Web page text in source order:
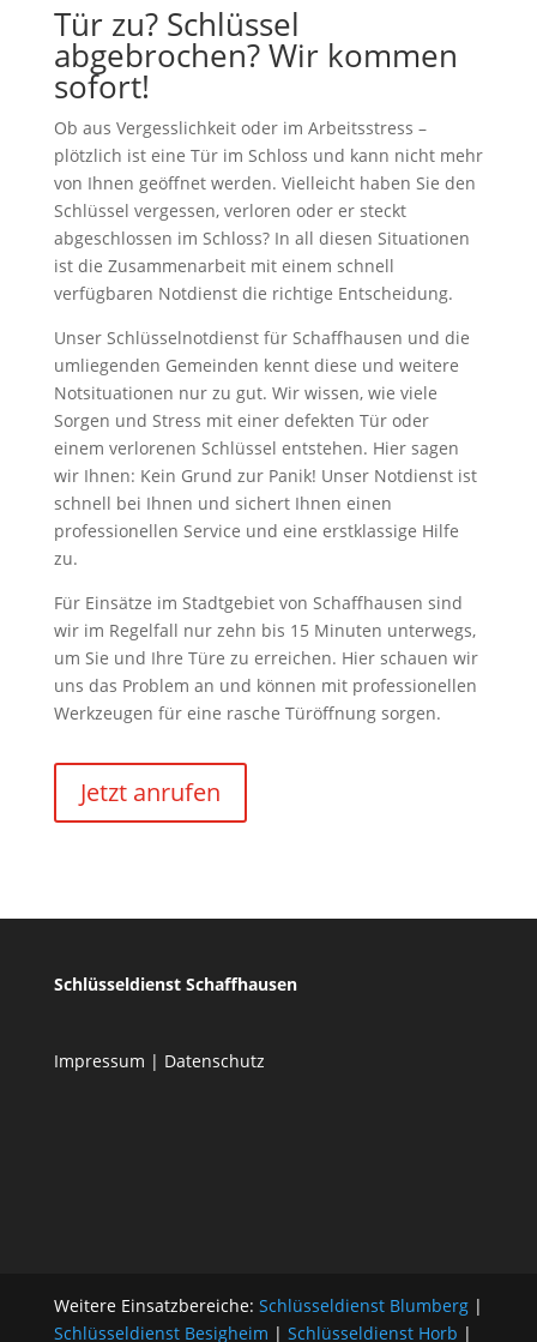
Tür zu? Schlüssel
abgebrochen? Wir kommen
sofort!
Ob aus Vergesslichkeit oder im Arbeitsstress –
plötzlich ist eine Tür im Schloss und kann nicht mehr
von Ihnen geöffnet werden. Vielleicht haben Sie den
Schlüssel vergessen, verloren oder er steckt
abgeschlossen im Schloss? In all diesen Situationen
ist die Zusammenarbeit mit einem schnell
verfügbaren Notdienst die richtige Entscheidung.
Unser Schlüsselnotdienst für Schaffhausen und die
umliegenden Gemeinden kennt diese und weitere
Notsituationen nur zu gut. Wir wissen, wie viele
Sorgen und Stress mit einer defekten Tür oder
einem verlorenen Schlüssel entstehen. Hier sagen
wir Ihnen: Kein Grund zur Panik! Unser Notdienst ist
schnell bei Ihnen und sichert Ihnen einen
professionellen Service und eine erstklassige Hilfe
zu.
Für Einsätze im Stadtgebiet von Schaffhausen sind
wir im Regelfall nur zehn bis 15 Minuten unterwegs,
um Sie und Ihre Türe zu erreichen. Hier schauen wir
uns das Problem an und können mit professionellen
Werkzeugen für eine rasche Türöffnung sorgen.
Jetzt anrufen
Schlüsseldienst Schaffhausen
Impressum | Datenschutz
Weitere Einsatzbereiche: Schlüsseldienst Blumberg|
Schlüsseldienst Besigheim | Schlüsseldienst Horb |